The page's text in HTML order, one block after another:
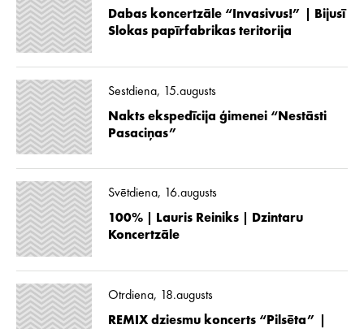
Dabas koncertzāle “Invasivus!” | Bijusī
Slokas papīrfabrikas teritorija
Sestdiena, 15.augusts
Nakts ekspedīcija ģimenei “Nestāsti
Pasaciņas”
Svētdiena, 16.augusts
100% | Lauris Reiniks | Dzintaru
Koncertzāle
Otrdiena, 18.augusts
REMIX dziesmu koncerts “Pilsēta” |